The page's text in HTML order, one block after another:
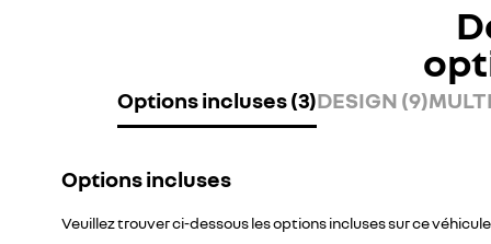
Options incluses (3)DESIGN (9)
Options incluses
Veuillez trouver ci-dessous les options incluses sur ce véhicule